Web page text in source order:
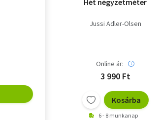
Hét négyzetméter
Jussi Adler-Olsen
Online ár:
3 990 Ft
Kosárba
6 - 8 munkanap